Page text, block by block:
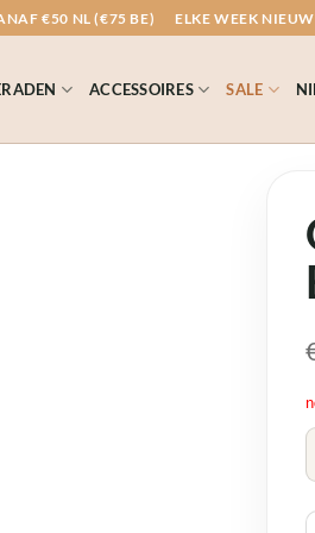
€50 NL (€75 BE) ELKE WEEK
ACCESSOIRES SALE